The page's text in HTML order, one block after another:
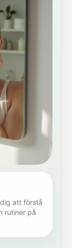
att förstå
rutiner på